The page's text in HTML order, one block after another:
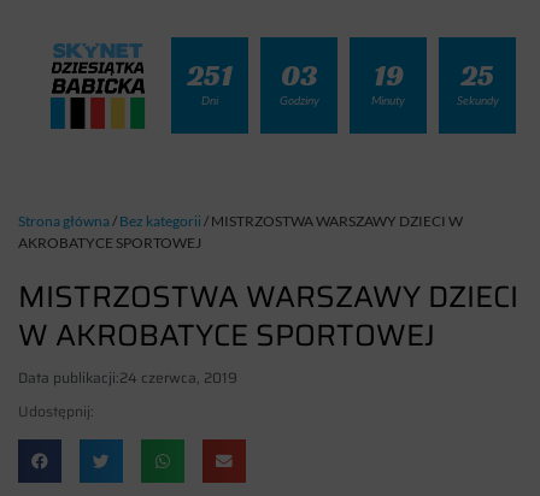
251
Dni
03
Godziny
19
Minuty
24
Sekundy
Strona główna/ Bez kategorii / MISTRZOSTWA WARSZAWY DZIECI W
AKROBATYCE SPORTOWEJ
MISTRZOSTWA WARSZAWY DZIECI
W AKROBATYCE SPORTOWEJ
Data publikacji:24 czerwca, 2019
Udostępnij: